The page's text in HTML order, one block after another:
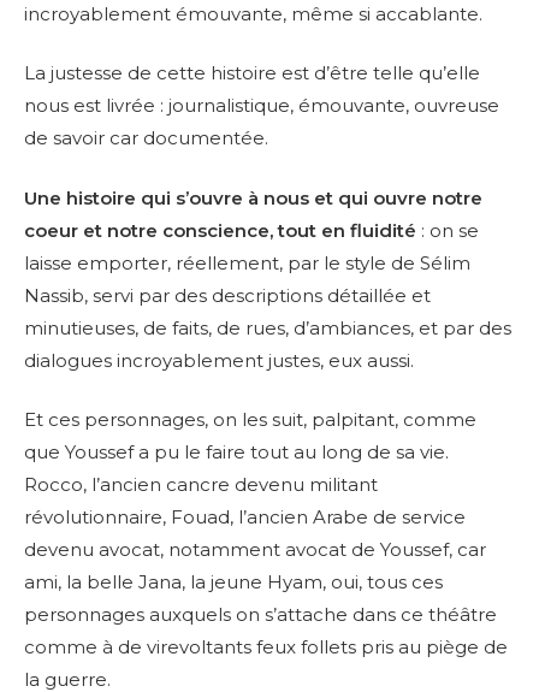
incroyablement émouvante, même si accablante.
La justesse de cette histoire est d’être telle qu’elle
nous est livrée : journalistique, émouvante, ouvreuse
de savoir car documentée.
Une histoire qui s’ouvre à nous et qui ouvre notre
coeur et notre conscience, tout en fluidité : on se
laisse emporter, réellement, par le style de Sélim
Nassib, servi par des descriptions détaillée et
minutieuses, de faits, de rues, d’ambiances, et par des
dialogues incroyablement justes, eux aussi.
Et ces personnages, on les suit, palpitant, comme
que Youssef a pu le faire tout au long de sa vie.
Rocco, l’ancien cancre devenu militant
révolutionnaire, Fouad, l’ancien Arabe de service
devenu avocat, notamment avocat de Youssef, car
ami, la belle Jana, la jeune Hyam, oui, tous ces
personnages auxquels on s’attache dans ce théâtre
comme à de virevoltants feux follets pris au piège de
la guerre.